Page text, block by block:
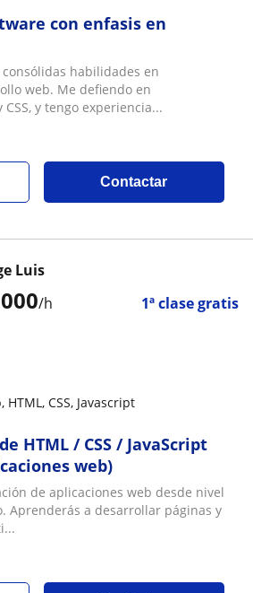
con enfasis en
habilidades en
web. Me defiendo en
CSS, y tengo experiencia...
Contactar
/h 1ª clase gratis
Luis
CSS, Javascript
HTML / CSS / JavaScript
web)
de aplicaciones web desde nivel
Aprenderás a desarrollar páginas y